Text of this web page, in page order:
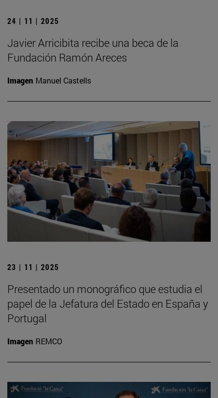
24 | 11 | 2025
Javier Arricibita recibe una beca de la
Fundación Ramón Areces
Imagen Manuel Castells
23 | 11 | 2025
Presentado un monográfico que estudia el
papel de la Jefatura del Estado en España y
Portugal
Imagen REMCO